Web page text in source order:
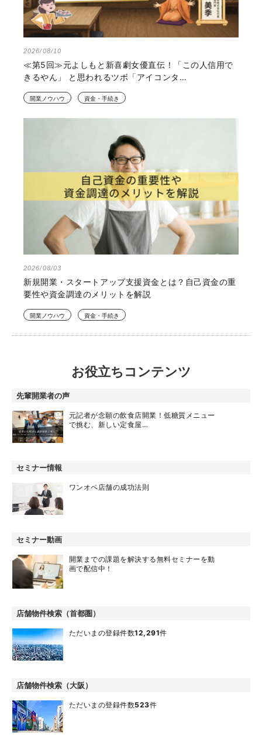
2026/08/10
≪第5回≫元よしもと新喜劇女優直伝！「この人信用で
きるやん」 と思われるツボ「アイコンタ…
開業ノウハウ 資金・手続き
2026/08/03
新規開業・スタートアップ支援資金とは？自己資金の重
要性や資金調達のメリットを解説
開業ノウハウ 資金・手続き
お役立ちコンテンツ
先輩開業者の声
元記者が念願の飲食店開業！低糖質メニュー
で挑む、新しい定食屋…
セミナー情報
ワンオペ店舗の成功法則
セミナー動画
開業までの課題を解決する無料セミナーを動
画で配信中！
店舗物件検索（首都圏）
ただいまの登録件数12,291件
店舗物件検索（大阪）
ただいまの登録件数523件